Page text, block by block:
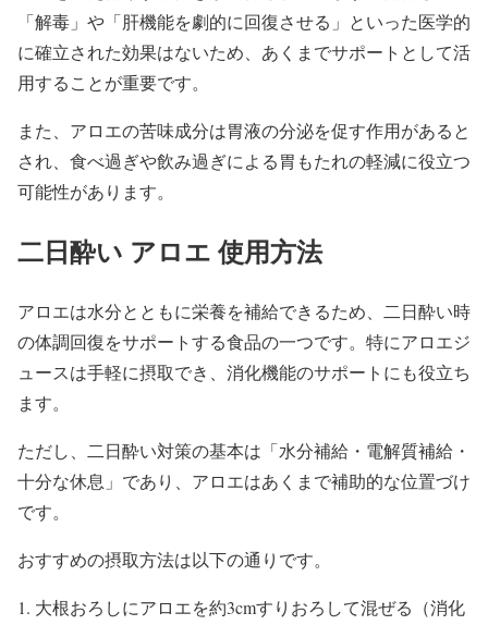
「解毒」や「肝機能を劇的に回復させる」といった医学的
に確立された効果はないため、あくまでサポートとして活
用することが重要です。
また、アロエの苦味成分は胃液の分泌を促す作用があると
され、食べ過ぎや飲み過ぎによる胃もたれの軽減に役立つ
可能性があります。
二日酔い アロエ 使用方法
アロエは水分とともに栄養を補給できるため、二日酔い時
の体調回復をサポートする食品の一つです。特にアロエジ
ュースは手軽に摂取でき、消化機能のサポートにも役立ち
ます。
ただし、二日酔い対策の基本は「水分補給・電解質補給・
十分な休息」であり、アロエはあくまで補助的な位置づけ
です。
おすすめの摂取方法は以下の通りです。
大根おろしにアロエを約3cmすりおろして混ぜる（消化